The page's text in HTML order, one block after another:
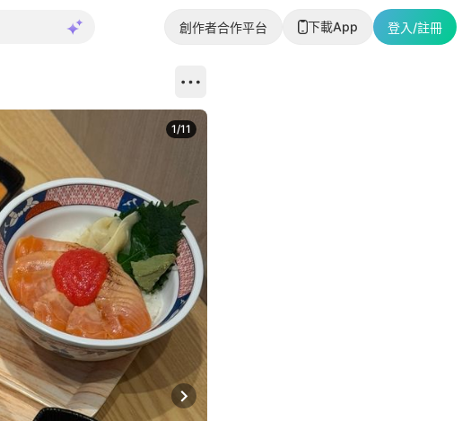
創作者合作平台 下載App 登入/註冊
Next slide
1/11